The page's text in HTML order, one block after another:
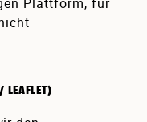
LEAFLET)